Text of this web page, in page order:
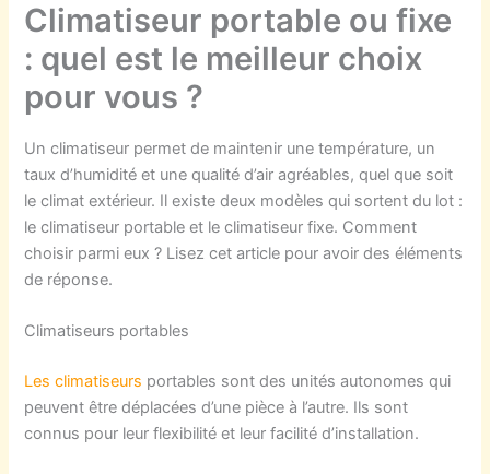
Climatiseur portable ou fixe
: quel est le meilleur choix
pour vous ?
Un climatiseur permet de maintenir une température, un
taux d’humidité et une qualité d’air agréables, quel que soit
le climat extérieur. Il existe deux modèles qui sortent du lot :
le climatiseur portable et le climatiseur fixe. Comment
choisir parmi eux ? Lisez cet article pour avoir des éléments
de réponse.
Climatiseurs portables
Les climatiseurs portables sont des unités autonomes qui
peuvent être déplacées d’une pièce à l’autre. Ils sont
connus pour leur flexibilité et leur facilité d’installation.